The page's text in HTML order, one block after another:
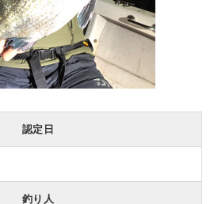
認定日
釣り人